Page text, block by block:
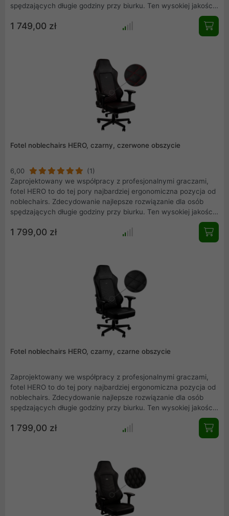
spędzających długie godziny przy biurku. Ten wysokiej jakości
fotel korzysta ze zintegrowanej technologii regulacji podparcia
dla lędźwi dzięki czemu można go w pełni dostosować do
indywidualnych potrzeb. Ten model HERO to wersja czarna ze
1 749,00 zł
Fotel noblechairs HERO, czarny, czerwone obszycie
6,00
(1)
Zaprojektowany we współpracy z profesjonalnymi graczami,
fotel HERO to do tej pory najbardziej ergonomiczna pozycja od
noblechairs. Zdecydowanie najlepsze rozwiązanie dla osób
spędzających długie godziny przy biurku. Ten wysokiej jakości
fotel korzysta ze zintegrowanej technologii regulacji podparcia
dla lędźwi dzięki czemu można go w pełni dostosować do
indywidualnych potrzeb. Ten model HERO to wersja czarna ze
1 799,00 zł
Fotel noblechairs HERO, czarny, czarne obszycie
Zaprojektowany we współpracy z profesjonalnymi graczami,
fotel HERO to do tej pory najbardziej ergonomiczna pozycja od
noblechairs. Zdecydowanie najlepsze rozwiązanie dla osób
spędzających długie godziny przy biurku. Ten wysokiej jakości
fotel korzysta ze zintegrowanej technologii regulacji podparcia
dla lędźwi dzięki czemu można go w pełni dostosować do
indywidualnych potrzeb. Ten model HERO to wersja czarna ze
1 799,00 zł